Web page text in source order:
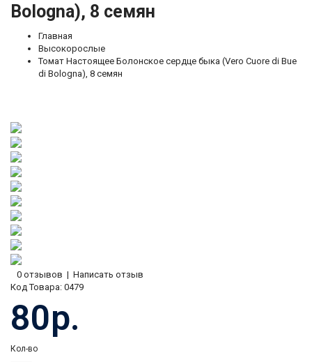
Bologna), 8 семян
Главная
Высокорослые
Томат Настоящее Болонское сердце быка (Vero Cuore di Bue
di Bologna), 8 семян
0 отзывов | Написать отзыв
Код Товара: 0479
80р.
Кол-во